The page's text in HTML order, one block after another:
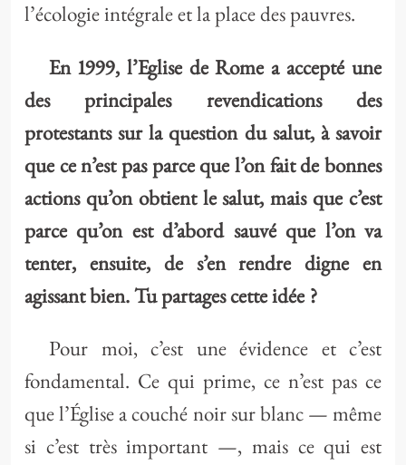
l’écologie intégrale et la place des pauvres.
En 1999, l’Eglise de Rome a accepté une
des principales revendications des
protestants sur la question du salut, à savoir
que ce n’est pas parce que l’on fait de bonnes
actions qu’on obtient le salut, mais que c’est
parce qu’on est d’abord sauvé que l’on va
tenter, ensuite, de s’en rendre digne en
agissant bien. Tu partages cette idée ?
Pour moi, c’est une évidence et c’est
fondamental. Ce qui prime, ce n’est pas ce
que l’Église a couché noir sur blanc — même
si c’est très important —, mais ce qui est